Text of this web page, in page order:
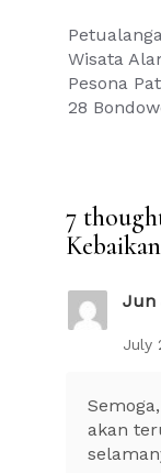
Post
Wisata
Pesona
28
7
Jun
July
akan